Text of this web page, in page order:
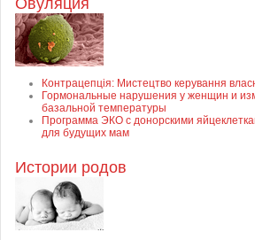
Овуляция
Контрацепція: Мистецтво керування
Гормональные нарушения у женщин и
базальной температуры
Программа ЭКО с донорскими
для будущих мам
Истории родов